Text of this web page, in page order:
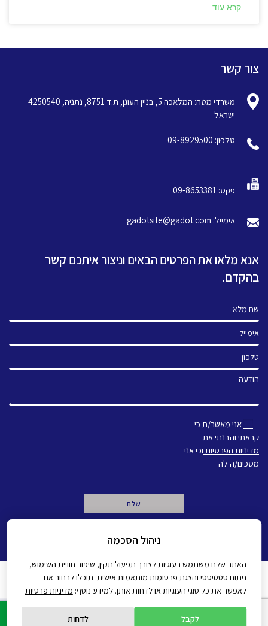
קרא עוד
צור קשר
משרדי מטה: המלאכה 5, בניין העוגן, ת.ד 8751, נתניה, 4250540
ישראל
טלפון: 09-8929500
פקס: 09-8653381
אימייל: gadotsite@gadot.com
אנא מלאו את הפרטים הבאים וניצור איתכם קשר
בהקדם.
שם מלא
אימייל
טלפון
הודעה
אני מאשר/ת כי
קראתי והבנתי את
מדיניות הפרטיות וכי אני
מסכים/ה לה
מדיניות פרטיות הצהרת נגישות
All rights reserved Gadot 2022 - 2026 Created by
ניהול הסכמה
האתר שלנו משתמש בעוגיות לצורך תפעול תקין, שיפור חוויית השימוש,
ניתוח סטטיסטי והצגת פרסומות מותאמות אישית. תוכלו לבחור אם
לאפשר את כל סוגי העוגיות או לדחות אותן. למידע נוסף: מדיניות פרטיות
לקבל לדחות